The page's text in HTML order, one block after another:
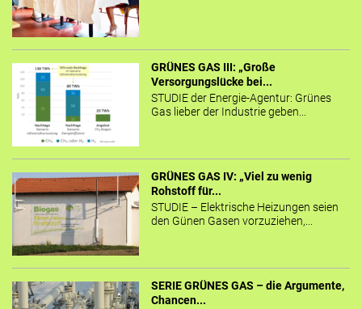
GRÜNES GAS III: „Große
Versorgungslücke bei...
STUDIE der Energie-Agentur: Grünes
Gas lieber der Industrie geben...
GRÜNES GAS IV: „Viel zu wenig
Rohstoff für...
STUDIE – Elektrische Heizungen seien
den Günen Gasen vorzuziehen,...
SERIE GRÜNES GAS – die Argumente,
Chancen...